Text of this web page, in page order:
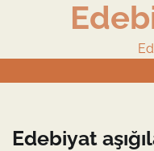
Edebiyat